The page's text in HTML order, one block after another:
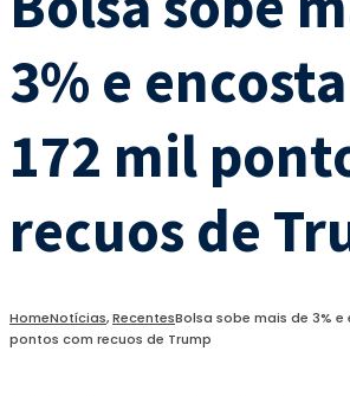
3% e
172 mil
recuos de
HomeNotícias,RecentesBolsa sobe mais de 3% e
pontos com recuos de Trump